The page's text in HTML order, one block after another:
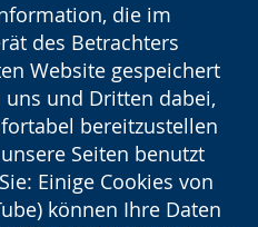
die im
des Betrachters
Website gespeichert
und Dritten dabei,
bereitzustellen
Seiten benutzt
Einige Cookies von
können Ihre Daten